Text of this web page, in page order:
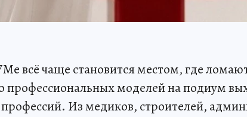
всё чаще становится местом, где
профессиональных моделей на подиум
Из медиков, строителей,